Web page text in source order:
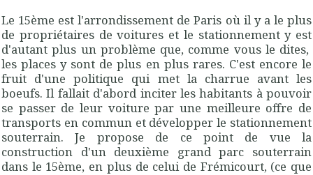
Le 15ème est l'arrondissement de Paris où il y a le plus
de propriétaires de voitures et le stationnement y est
d'autant plus un problème que, comme vous le dites,
les places y sont de plus en plus rares. C'est encore le
fruit d'une politique qui met la charrue avant les
boeufs. Il fallait d'abord inciter les habitants à pouvoir
se passer de leur voiture par une meilleure offre de
transports en commun et développer le stationnement
souterrain. Je propose de ce point de vue la
construction d'un deuxième grand parc souterrain
dans le 15ème, en plus de celui de Frémicourt, (ce que